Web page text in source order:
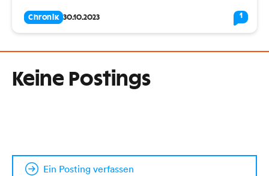
Chronik 30.10.2023 1
Keine Postings
Ein Posting verfassen